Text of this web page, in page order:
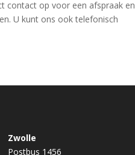
contact op voor een afspraak en
U kunt ons ook telefonisch
Zwolle
Postbus 1456